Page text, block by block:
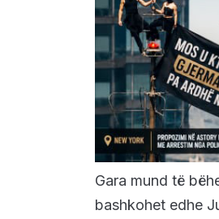
Gara mund të
bashkohet edhe